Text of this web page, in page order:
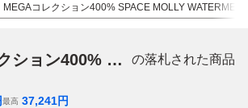
MEGAコレクション400% SPACE MOLLY
「MEGAコレクション400% SPACE MOLLY WATERMELON」 の落札された商品
最高 37,241円